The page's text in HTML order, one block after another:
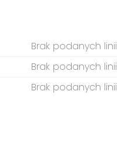
Brak podanych linii
Brak podanych linii
Brak podanych linii